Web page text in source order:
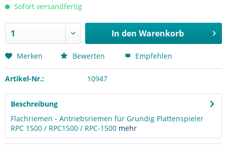
Sofort versandfertig
In den Warenkorb
Merken Bewerten Empfehlen
Artikel-Nr.: 10947
Beschreibung
Flachriemen - Antriebsriemen für Grundig Plattenspieler
RPC 1500 / RPC1500 / RPC-1500 mehr